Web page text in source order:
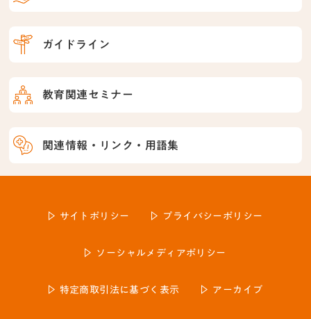
ガイドライン
教育関連セミナー
関連情報・リンク・用語集
サイトポリシー プライバシーポリシー
ソーシャルメディアポリシー
特定商取引法に基づく表示 アーカイブ